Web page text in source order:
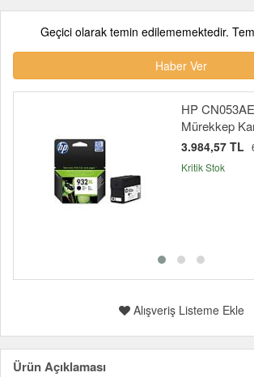
Geçici olarak temin edilememektedir.
Haber Ver
HP
Mürekkep
3.984,57 TL
Kritik Stok
Alışveriş Listeme Ekle
Ürün Açıklaması